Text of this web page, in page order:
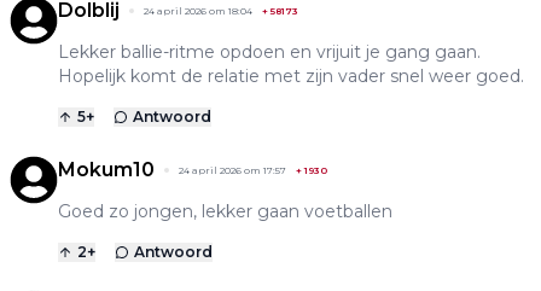
Dolblij 24 april 2026 om 18:04 + 58173
Lekker ballie-ritme opdoen en vrijuit je gang gaan.
Hopelijk komt de relatie met zijn vader snel weer goed.
5+ Antwoord
Mokum10 24 april 2026 om 17:57 +1930
Goed zo jongen, lekker gaan voetballen
2+ Antwoord